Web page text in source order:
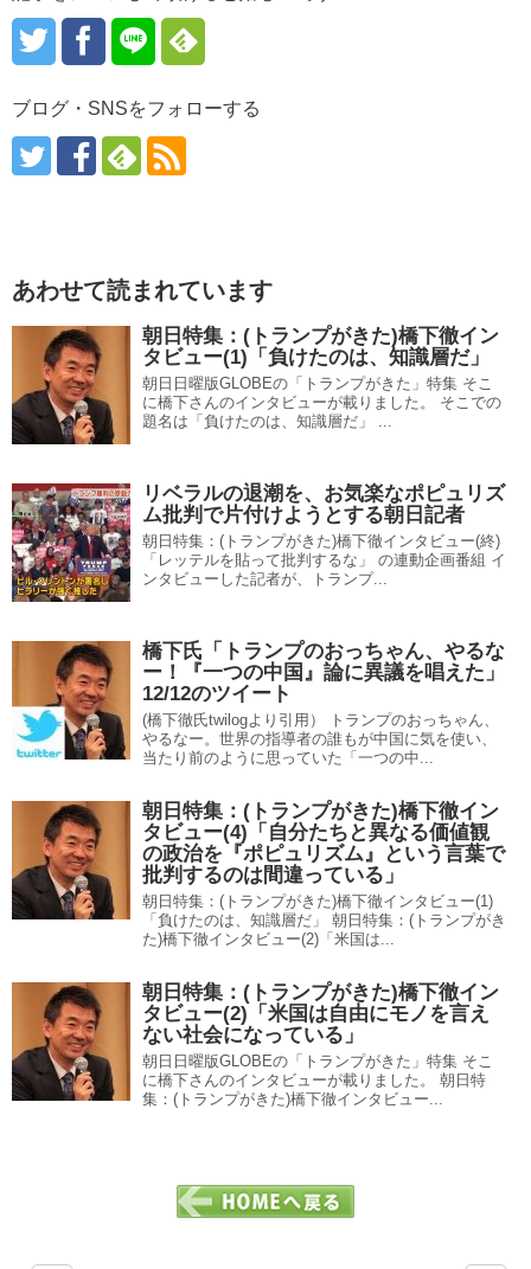
ブログ・SNSをフォローする
あわせて読まれています
朝日特集：(トランプがきた)橋下徹イン
タビュー(1)「負けたのは、知識層だ」
朝日日曜版GLOBEの「トランプがきた」特集 そこ
に橋下さんのインタビューが載りました。 そこでの
題名は「負けたのは、知識層だ」 ...
リベラルの退潮を、お気楽なポピュリズ
ム批判で片付けようとする朝日記者
朝日特集：(トランプがきた)橋下徹インタビュー(終)
「レッテルを貼って批判するな」 の連動企画番組 イ
ンタビューした記者が、トランプ...
橋下氏「トランプのおっちゃん、やるな
ー！『一つの中国』論に異議を唱えた」
12/12のツイート
(橋下徹氏twilogより引用） トランプのおっちゃん、
やるなー。世界の指導者の誰もが中国に気を使い、
当たり前のように思っていた「一つの中...
朝日特集：(トランプがきた)橋下徹イン
タビュー(4)「自分たちと異なる価値観
の政治を『ポピュリズム』という言葉で
批判するのは間違っている」
朝日特集：(トランプがきた)橋下徹インタビュー(1)
「負けたのは、知識層だ」 朝日特集：(トランプがき
た)橋下徹インタビュー(2)「米国は...
朝日特集：(トランプがきた)橋下徹イン
タビュー(2)「米国は自由にモノを言え
ない社会になっている」
朝日日曜版GLOBEの「トランプがきた」特集 そこ
に橋下さんのインタビューが載りました。 朝日特
集：(トランプがきた)橋下徹インタビュー...